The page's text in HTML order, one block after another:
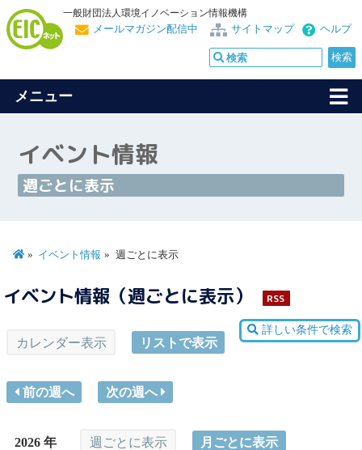
一般財団法人環境イノベーション情報機構
ヘルプ
サイトマップ
メールマガジン配信中
メニュー
イベント情報
週ごとに表示
イベント情報 週ごとに表示
イベント情報（週ごとに表示） RSS
詳しい条件で検索
カレンダー表示 リストで表示
前の週へ 次の週へ
2026 年 週ごとに表示 月ごとに表示